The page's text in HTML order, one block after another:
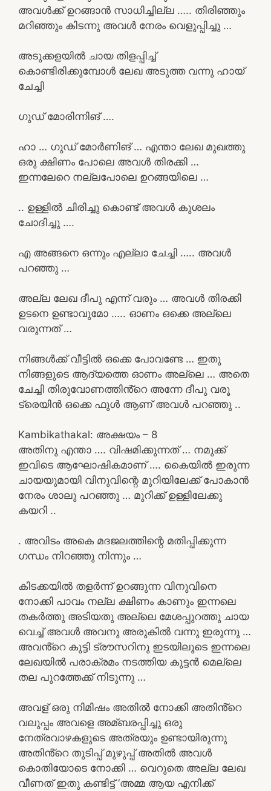
അവൾക്ക് ഉറങ്ങാൻ സാധിച്ചില്ല ….. തിരിഞ്ഞും
മറിഞ്ഞും കിടന്നു അവൾ നേരം വെളുപ്പിച്ചു …
അടുക്കളയിൽ ചായ തിളപ്പിച്ച്
കൊണ്ടിരിക്കുമ്പോൾ ലേഖ അടുത്ത വന്നു ഹായ്
ചേച്ചി
ഗുഡ് മോരിന്നിങ് ….
ഹാ … ഗുഡ് മോർണിങ് … എന്താ ലേഖ മുഖത്തു
ഒരു ക്ഷിണം പോലെ അവൾ തിരക്കി …
ഇന്നലേറെ നല്ലപോലെ ഉറങ്ങയിലെ …
.. ഉള്ളിൽ ചിരിച്ചു കൊണ്ട് അവൾ കുശലം
ചോദിച്ചു ….
എ അങ്ങനെ ഒന്നും എല്ലാ ചേച്ചി ….. അവൾ
പറഞ്ഞു …
അല്ല ലേഖ ദീപു എന്ന് വരും … അവൾ തിരക്കി
ഉടനെ ഉണ്ടാവുമോ ….. ഓണം ഒക്കെ അല്ലെ
വരുന്നത് …
നിങ്ങൾക്ക് വീട്ടിൽ ഒക്കെ പോവണ്ടേ … ഇതു
നിങ്ങളുടെ ആദ്യത്തെ ഓണം അല്ലെ … അതെ
ചേച്ചി തിരുവോണത്തിൻ്റെ അന്നേ ദീപു വരൂ
ട്രെയിൻ ഒക്കെ ഫുൾ ആണ് അവൾ പറഞ്ഞു ..
Kambikathakal: അക്ഷയം – 8
അതിനു എന്താ …. വിഷമിക്കുന്നത് … നമുക്ക്
ഇവിടെ ആഘോഷികമാണ് …. കൈയിൽ ഇരുന്ന
ചായയുമായി വിനുവിന്റെ മുറിയിലേക്ക് പോകാൻ
നേരം ശാലു പറഞ്ഞു … മുറിക്ക് ഉള്ളിലേക്കു
കയറി ..
. അവിടം അകെ മദജലത്തിന്റെ മതിപ്പിക്കുന്ന
ഗന്ധം നിറഞ്ഞു നിന്നും …
കിടക്കയിൽ തളർന്ന് ഉറങ്ങുന്ന വിനുവിനെ
നോക്കി പാവം നല്ല ക്ഷിണം കാണും ഇന്നലെ
തകർത്തു അടിയതു അല്ലെ മേശപ്പുറത്തു ചായ
വെച്ച് അവൾ അവനു അരുകിൽ വന്നു ഇരുന്നു …
അവൻ്റെ കുട്ടി ട്രൗസറിനു ഇടയിലൂടെ ഇന്നലെ
ലേഖയിൽ പരാക്രമം നടത്തിയ കുട്ടൻ മെല്ലെ
തല പുറത്തേക്ക് നിടുന്നു …
അവള് ഒരു നിമിഷം അതിൽ നോക്കി അതിൻ്റെ
വലുപ്പം അവളെ അമ്ബരപ്പിച്ചു ഒരു
നേത്രവാഴകളുടെ അത്രയും ഉണ്ടായിരുന്നു
അതിൻ്റെ തുടിപ്പ് മുഴുപ്പ് അതിൽ അവൾ
കൊതിയോടെ നോക്കി … വെറുതെ അല്ല ലേഖ
വീണത് ഇതു കണ്ടിട്ട് ‘അമ്മ ആയ എനിക്ക്